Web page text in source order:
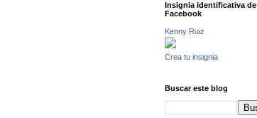
Insignia identificativa de
Facebook
Kenny Ruiz
Crea tu insignia
Buscar este blog